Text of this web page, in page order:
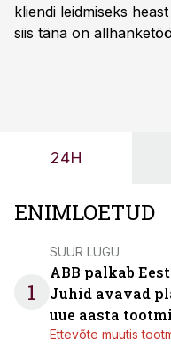
kliendi leidmiseks
siis täna on
24H
ENIMLOETUD
1
SUUR LUGU
ABB palkab
Juhid avavad
uue aasta
Ettevõte muutis